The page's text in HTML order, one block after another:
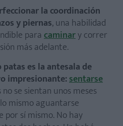
la coordinación
y piernas, una habilidad
para caminary correr
más adelante.
es la antesala de
impresionante:sentarse
se sientan unos meses
mismo aguantarse
por sí mismo. No hay